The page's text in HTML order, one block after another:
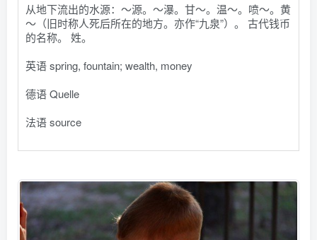
从地下流出的水源：～源。～瀑。甘～。温～。喷～。黄
～（旧时称人死后所在的地方。亦作“九泉”）。 古代钱币
的名称。 姓。
英语 spring, fountain; wealth, money
德语 Quelle
法语 source